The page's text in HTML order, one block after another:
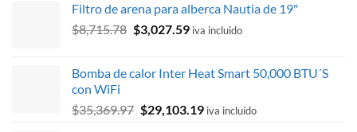
Filtro de arena para alberca Nautia de 19"
$8,715.78 El
era:
$3,027.59El
es:
iva incluido
Bomba de calor Inter Heat Smart 50,000 BTU´S
con WiFi
$35,369.97 El
$29,103.19Eliva incluido